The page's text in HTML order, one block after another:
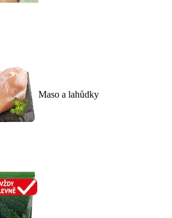
Maso a lahůdky